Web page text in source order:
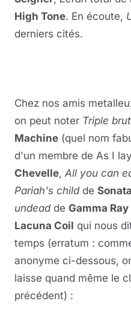
High Tone. En écoute,
derniers cités.
Chez nos amis
on peut noter Triple
Machine (quel nom
d'un membre de As I
Chevelle, All you can
Pariah's childde
undeadde Gamma Ray
Lacuna Coil qui nous
temps (erratum :
anonyme ci-dessous,
laisse quand même le
précédent) :